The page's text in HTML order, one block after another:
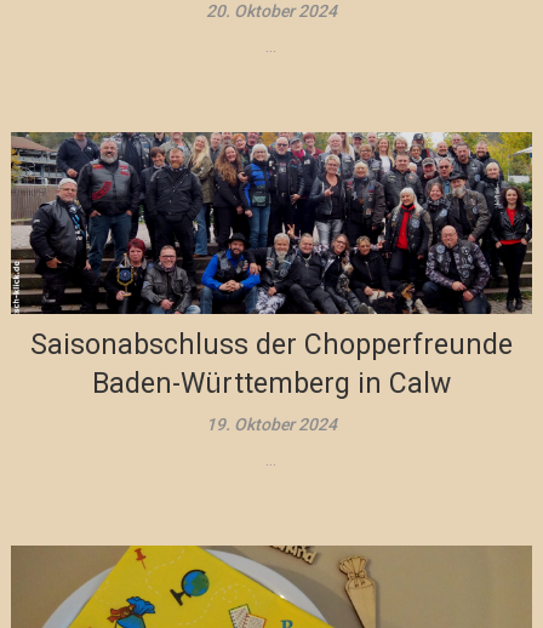
20. Oktober 2024
...
Saisonabschluss der Chopperfreunde
Baden-Württemberg in Calw
19. Oktober 2024
...